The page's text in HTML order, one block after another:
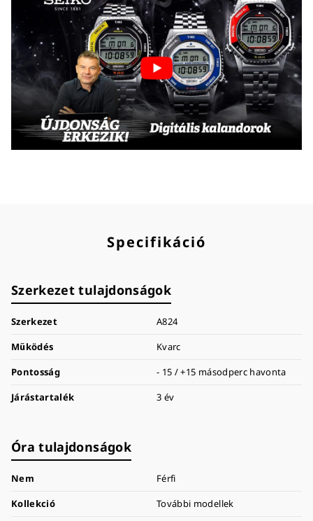
Specifikáció
Szerkezet tulajdonságok
Szerkezet
A824
Működés
Kvarc
Pontosság
- 15 / +15 másodperc havonta
Járástartalék
3 év
Óra tulajdonságok
Nem
Férfi
Kollekció
További modellek